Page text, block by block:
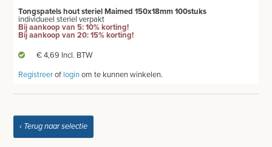
BENODIGDHEDEN ECHOGRAFIE
MEUBILAIR - INSTALLATIEMATERIAAL
PRODUCT NIET GEVONDEN?
Tongspatels hout steriel Maimed 150x18mm 100stuks
individueel steriel verpakt
Bij aankoop van 5: 10% korting!
Bij aankoop van 20: 15% korting!
€ 4,69 Incl. BTW
Registreerof loginom te kunnen winkelen.
‹ Terug naar selectie